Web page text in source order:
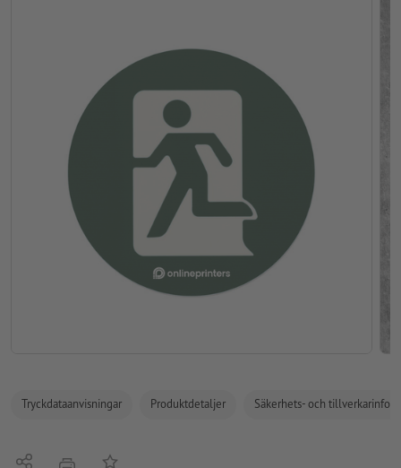
Tryckdataanvisningar Produktdetaljer Säkerhets- och
Dela erbjudandePå anteckningslistan